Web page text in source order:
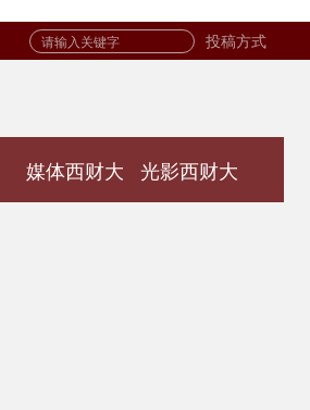
投稿方式
媒体西财大 光影西财大